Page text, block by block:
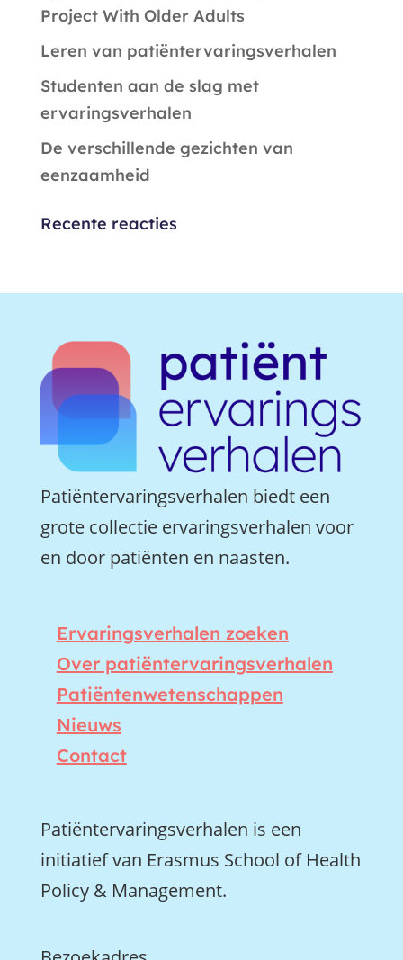
Project With Older Adults
Leren van patiëntervaringsverhalen
Studenten aan de slag met
ervaringsverhalen
De verschillende gezichten van
eenzaamheid
Recente reacties
Patiëntervaringsverhalen biedt een
grote collectie ervaringsverhalen voor
en door patiënten en naasten.
Ervaringsverhalen zoeken
Over patiëntervaringsverhalen
Patiëntenwetenschappen
Nieuws
Contact
Patiëntervaringsverhalen is een
initiatief van Erasmus School of Health
Policy & Management.